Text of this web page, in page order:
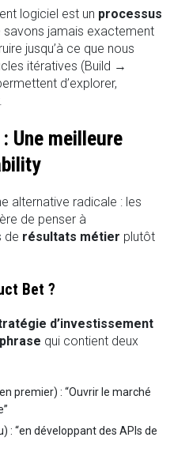
logiciel est un processus
savons jamais exactement
jusqu’à ce que nous
itératives (Build →
d’explorer,
Une meilleure
alternative radicale : les
de penser à
de résultats métier plutôt
Bet ?
d’investissement
qui contient deux
premier) : “Ouvrir le marché
: “en développant des APIs de